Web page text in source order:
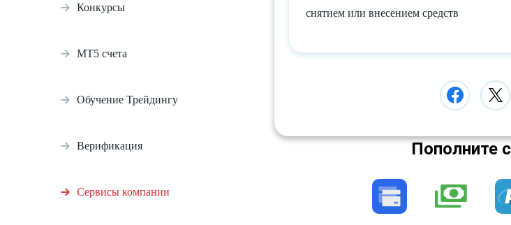
Конкурсы
МТ5 счета
Обучение Трейдингу
Верификация
Сервисы компании
снятием или внесением средств
Пополните